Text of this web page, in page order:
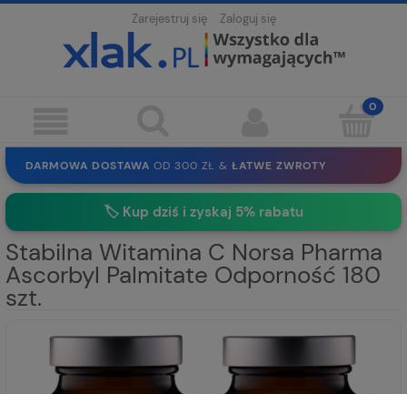
Zarejestruj się Zaloguj się
DARMOWA DOSTAWA OD 300 ZŁ & ŁATWE ZWROTY
100 DNI NA ZWROT BEZ REJESTRACJI
🏷️ Kup dziś i zyskaj 5% rabatu
Stabilna Witamina C Norsa Pharma
Ascorbyl Palmitate Odporność 180
szt.